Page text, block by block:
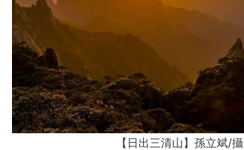
【日出三清山】孫立斌/攝